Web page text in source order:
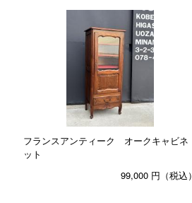
フランスアンティーク オークキャビネ
ット
99,000 円（税込）